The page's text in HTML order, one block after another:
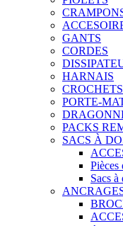
GANTS
CORDES
HARNAIS
PORTE-
PACKS
SACS À
Pièces
Sacs à